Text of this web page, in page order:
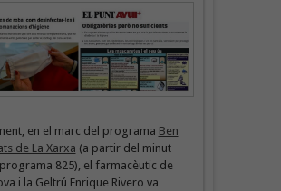
en el marc del programa Ben
de La Xarxa (a partir del minut
825), el farmacèutic de
i la Geltrú Enrique Rivero va